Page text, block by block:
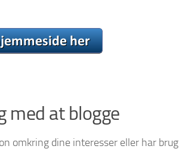
med at blogge
omkring dine interesser eller har brug